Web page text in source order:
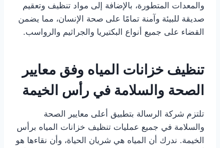
والمعدات المتطورة، بالإضافة إلى مواد تنظيف وتعقيم
صديقة للبيئة وآمنة تمامًا على صحة الإنسان، مما يضمن
القضاء على جميع أنواع البكتيريا والجراثيم والرواسب.
تنظيف خزانات المياه وفق معايير
الصحة والسلامة في رأس الخيمة
تلتزم شركة الرسالة بتطبيق أعلى معايير الصحة
والسلامة في جميع عمليات تنظيف خزانات المياه برأس
الخيمة. ندرك أن المياه هي شريان الحياة، وأن نقاءها هو